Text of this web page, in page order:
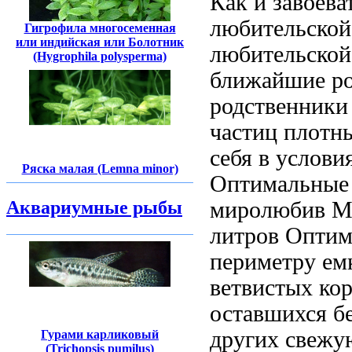
Гигрофила многосеменная
или индийская или Болотник
(Hygrophila polysperma)
Ряска малая (Lemna minor)
Аквариумные рыбы
Гурами карликовый
(Trichopsis pumilus)
ближайшие
частиц
себя в
миролюбив
литров
периметру
ветвистых
оставшихся
других